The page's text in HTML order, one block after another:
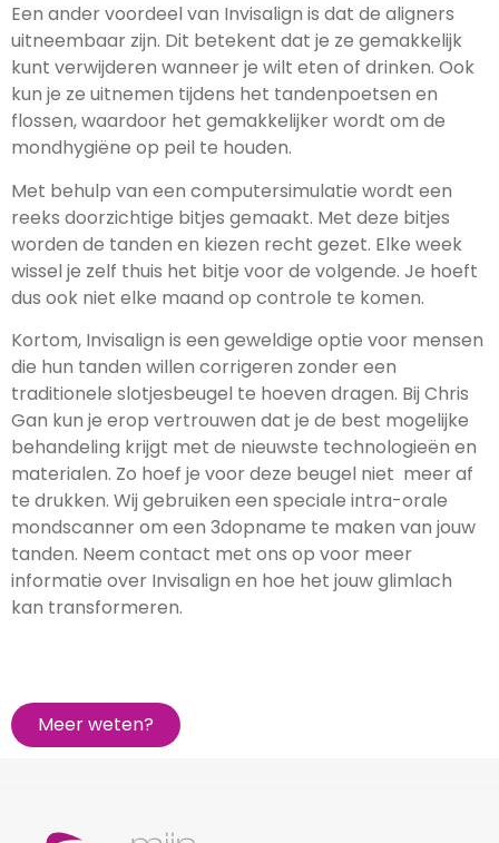
Een ander voordeel van Invisalign is dat de aligners
uitneembaar zijn. Dit betekent dat je ze gemakkelijk
kunt verwijderen wanneer je wilt eten of drinken. Ook
kun je ze uitnemen tijdens het tandenpoetsen en
flossen, waardoor het gemakkelijker wordt om de
mondhygiëne op peil te houden.
Met behulp van een computersimulatie wordt een
reeks doorzichtige bitjes gemaakt. Met deze bitjes
worden de tanden en kiezen recht gezet. Elke week
wissel je zelf thuis het bitje voor de volgende. Je hoeft
dus ook niet elke maand op controle te komen.
Kortom, Invisalign is een geweldige optie voor mensen
die hun tanden willen corrigeren zonder een
traditionele slotjesbeugel te hoeven dragen. Bij Chris
Gan kun je erop vertrouwen dat je de best mogelijke
behandeling krijgt met de nieuwste technologieën en
materialen. Zo hoef je voor deze beugel niet meer af
te drukken. Wij gebruiken een speciale intra-orale
mondscanner om een 3dopname te maken van jouw
tanden. Neem contact met ons op voor meer
informatie over Invisalign en hoe het jouw glimlach
kan transformeren.
Meer weten?